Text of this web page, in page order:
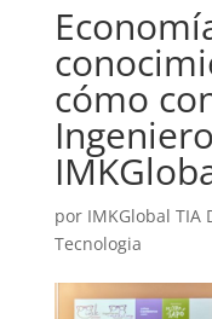
cómo
por IMKGlobal TIA
Tecnologia